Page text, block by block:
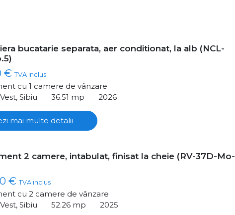
bucatarie separata, aer conditionat, la alb (NCL-
€ TVA inclus
cu 1 camere de vânzare
Sibiu
36.51 mp 2026
mai multe detalii
2 camere, intabulat, finisat la cheie (RV-37D-Mo-
€ TVA inclus
cu 2 camere de vânzare
Sibiu
52.26 mp 2025